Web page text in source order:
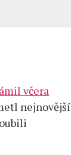
včera
nejnovější